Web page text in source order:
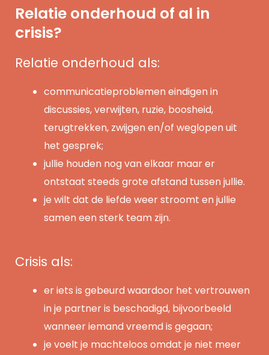
Relatie onderhoud of al in
crisis?
Relatie onderhoud als:
communicatieproblemen eindigen in
discussies, verwijten, ruzie, boosheid,
terugtrekken, zwijgen en/of weglopen uit
het gesprek;
jullie houden nog van elkaar maar er
ontstaat steeds grote afstand tussen jullie.
je wilt dat de liefde weer stroomt en jullie
samen een sterk team zijn.
Crisis als:
er iets is gebeurd waardoor het vertrouwen
in je partner is beschadigd, bijvoorbeeld
wanneer iemand vreemd is gegaan;
je voelt je machteloos omdat je niet meer